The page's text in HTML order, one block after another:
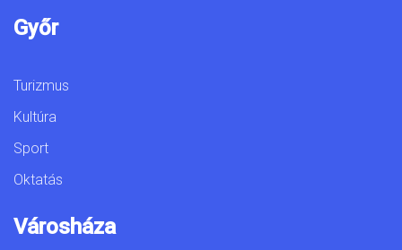
Győr
Turizmus
Kultúra
Sport
Oktatás
Városháza